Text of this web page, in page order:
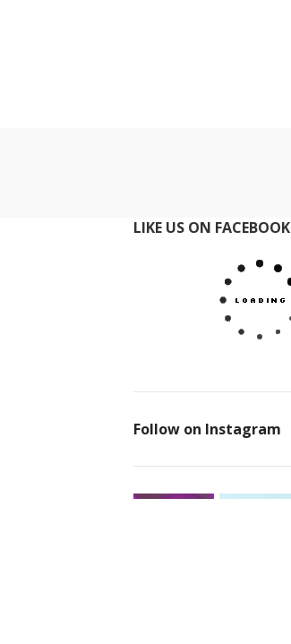
LIKE US ON FACEBOOK
Follow on Instagram